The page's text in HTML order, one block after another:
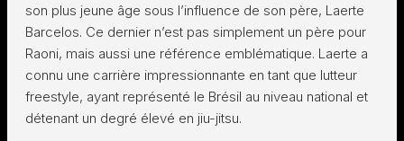
son plus jeune âge sous l’influence de son père, Laerte
Barcelos. Ce dernier n’est pas simplement un père pour
Raoni, mais aussi une référence emblématique. Laerte a
connu une carrière impressionnante en tant que lutteur
freestyle, ayant représenté le Brésil au niveau national et
détenant un degré élevé en jiu-jitsu.